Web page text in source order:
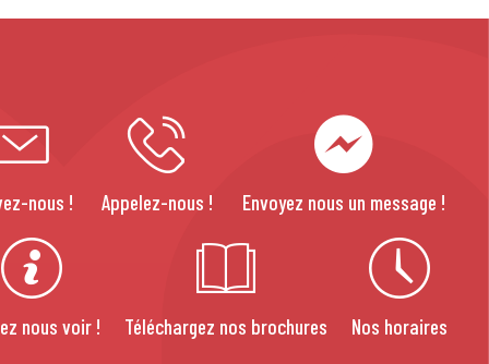
nous ! Appelez-nous ! Envoyez nous un message !
nous voir ! Téléchargez nos brochures Nos horaires